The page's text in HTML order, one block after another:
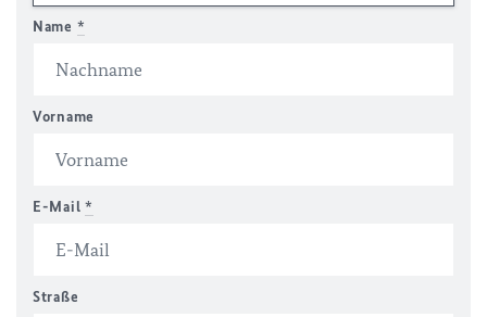
Name *
Vorname
E-Mail *
Straße